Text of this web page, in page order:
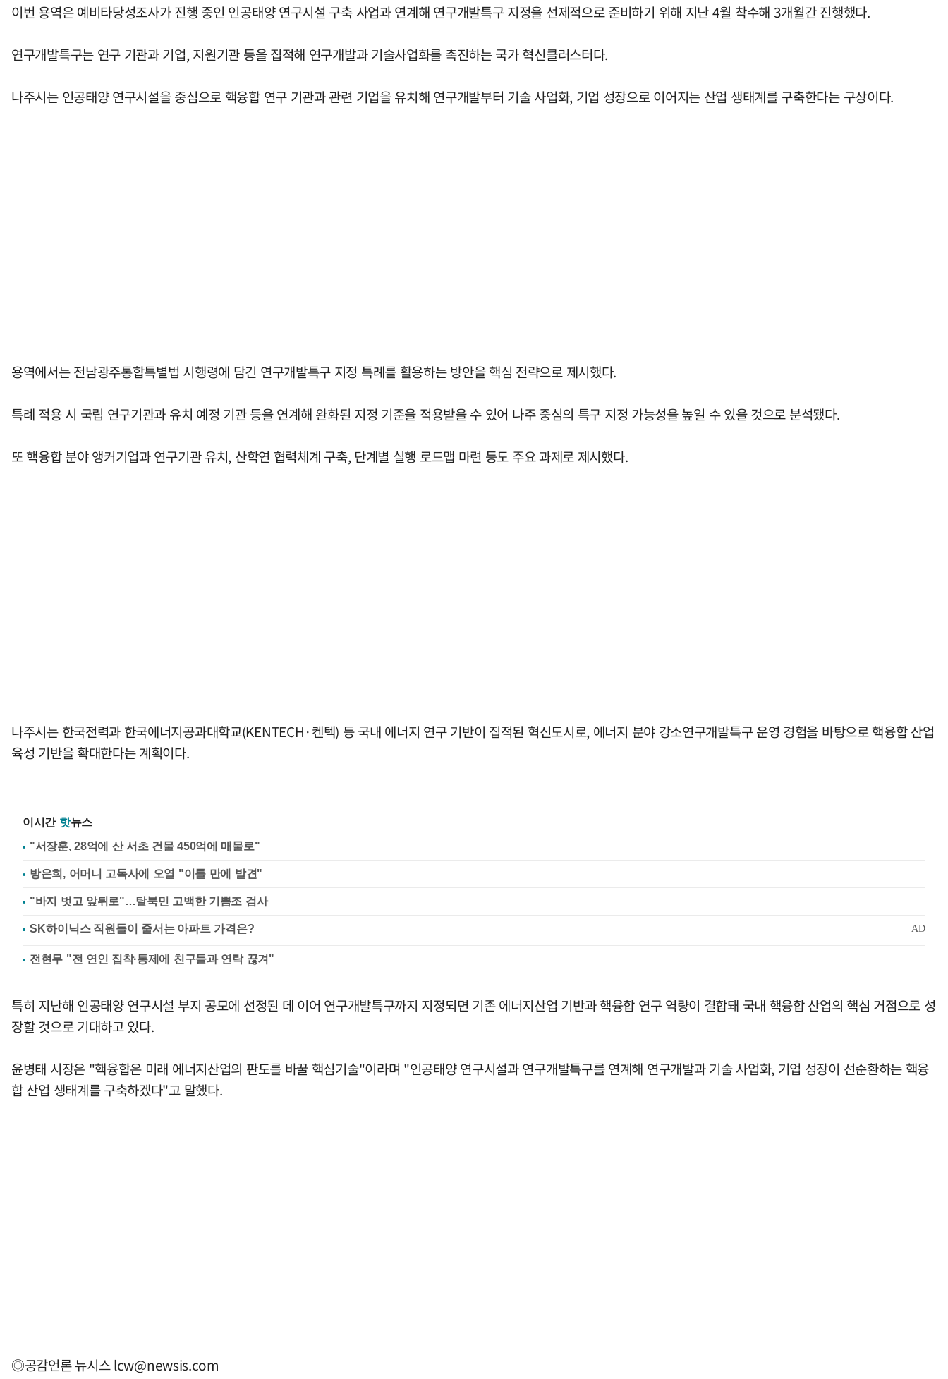
이번 용역은 예비타당성조사가 진행 중인 인공태양 연구시설 구축 사업과 연계해 연구개발특구 지정을 선제적으로 준비하기 위해 지난 4월 착수해 3개월간 진행했다.
연구개발특구는 연구 기관과 기업, 지원기관 등을 집적해 연구개발과 기술사업화를 촉진하는 국가 혁신클러스터다.
나주시는 인공태양 연구시설을 중심으로 핵융합 연구 기관과 관련 기업을 유치해 연구개발부터 기술 사업화, 기업 성장으로 이어지는 산업 생태계를 구축한다는 구상이다.
용역에서는 전남광주통합특별법 시행령에 담긴 연구개발특구 지정 특례를 활용하는 방안을 핵심 전략으로 제시했다.
특례 적용 시 국립 연구기관과 유치 예정 기관 등을 연계해 완화된 지정 기준을 적용받을 수 있어 나주 중심의 특구 지정 가능성을 높일 수 있을 것으로 분석됐다.
또 핵융합 분야 앵커기업과 연구기관 유치, 산학연 협력체계 구축, 단계별 실행 로드맵 마련 등도 주요 과제로 제시했다.
나주시는 한국전력과 한국에너지공과대학교(KENTECH·켄텍) 등 국내 에너지 연구 기반이 집적된 혁신도시로, 에너지 분야 강소연구개발특구 운영 경험을 바탕으로 핵융합 산업
육성 기반을 확대한다는 계획이다.
이시간 핫뉴스
"서장훈, 28억에 산 서초 건물 450억에 매물로"
방은희, 어머니 고독사에 오열 "이틀 만에 발견"
"바지 벗고 앞뒤로"…탈북민 고백한 기쁨조 검사
전현무 "전 연인 집착·통제에 친구들과 연락 끊겨"
특히 지난해 인공태양 연구시설 부지 공모에 선정된 데 이어 연구개발특구까지 지정되면 기존 에너지산업 기반과 핵융합 연구 역량이 결합돼 국내 핵융합 산업의 핵심 거점으로 성
장할 것으로 기대하고 있다.
윤병태 시장은 "핵융합은 미래 에너지산업의 판도를 바꿀 핵심기술"이라며 "인공태양 연구시설과 연구개발특구를 연계해 연구개발과 기술 사업화, 기업 성장이 선순환하는 핵융
합 산업 생태계를 구축하겠다"고 말했다.
◎공감언론 뉴시스lcw@newsis.com